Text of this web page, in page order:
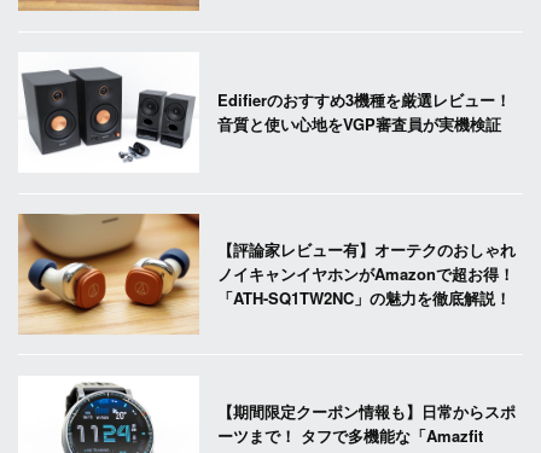
Edifierのおすすめ3機種を厳選レビュー！
音質と使い心地をVGP審査員が実機検証
【評論家レビュー有】オーテクのおしゃれ
ノイキャンイヤホンがAmazonで超お得！
「ATH-SQ1TW2NC」の魅力を徹底解説！
【期間限定クーポン情報も】日常からスポ
ーツまで！ タフで多機能な「Amazfit